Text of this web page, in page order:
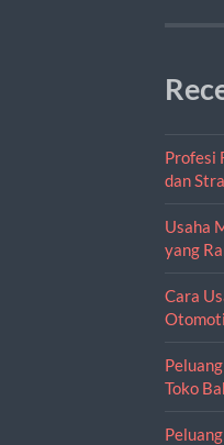
Profesi
dan
Usaha
yang
Cara
Toko